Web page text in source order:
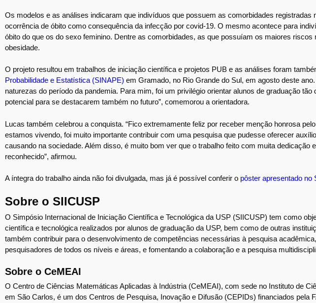
Os modelos e as análises indicaram que indivíduos que possuem as comorbidades
ocorrência de óbito como consequência da infecção por covid-19. O mesmo acontece para
óbito do que os do sexo feminino. Dentre as comorbidades, as que possuíam os maiores
obesidade.
O projeto resultou em trabalhos de iniciação científica e projetos PUB e as análises foram
Probabilidade e Estatística (SINAPE) em Gramado, no Rio Grande do Sul, em agosto deste
naturezas do período da pandemia. Para mim, foi um privilégio orientar alunos de graduação
potencial para se destacarem também no futuro”, comemorou a orientadora.
Lucas também celebrou a conquista. “Fico extremamente feliz por receber menção honrosa
estamos vivendo, foi muito importante contribuir com uma pesquisa que pudesse oferecer
causando na sociedade. Além disso, é muito bom ver que o trabalho feito com muita dedicação
reconhecido”, afirmou.
A íntegra do trabalho ainda não foi divulgada, mas já é possível conferir o pôster apresentado no
Sobre o SIICUSP
O Simpósio Internacional de Iniciação Científica e Tecnológica da USP (SIICUSP) tem como
científica e tecnológica realizados por alunos de graduação da USP, bem como de outras
também contribuir para o desenvolvimento de competências necessárias à pesquisa
pesquisadores de todos os níveis e áreas, e fomentando a colaboração e a pesquisa
Sobre o CeMEAI
O Centro de Ciências Matemáticas Aplicadas à Indústria (CeMEAI), com sede no Instituto de
em São Carlos, é um dos Centros de Pesquisa, Inovação e Difusão (CEPIDs) financiados pela